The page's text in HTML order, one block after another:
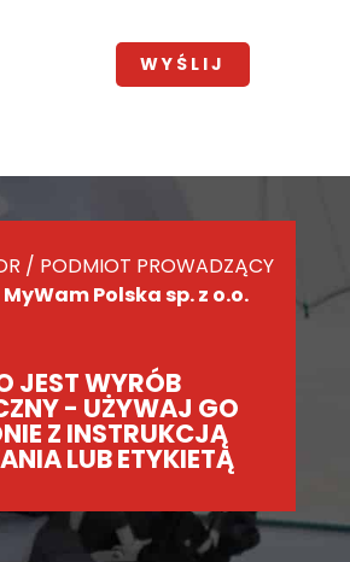
/ PODMIOT PROWADZĄCY
MyWam Polska sp. z o.o.
JEST WYRÓB
- UŻYWAJ GO
Z INSTRUKCJĄ
LUB ETYKIETĄ